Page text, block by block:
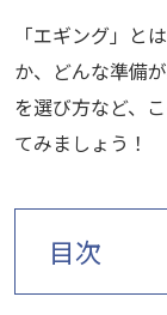
「エギング」と
か、どんな準備
を選び方など、
てみましょう！
目次